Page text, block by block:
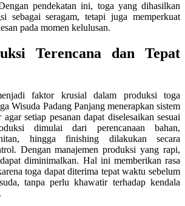
pendekatan ini, toga yang dihasilkan
sebagai seragam, tetapi juga memperkuat
pada momen kelulusan.
Terencana dan Tepat
faktor krusial dalam produksi toga
Wisuda Padang Panjang menerapkan sistem
setiap pesanan dapat diselesaikan sesuai
dimulai dari perencanaan bahan,
hingga finishing dilakukan secara
Dengan manajemen produksi yang rapi,
diminimalkan. Hal ini memberikan rasa
toga dapat diterima tepat waktu sebelum
tanpa perlu khawatir terhadap kendala